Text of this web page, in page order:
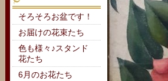
そろそろお盆です！
お届けの花束たち
色も様々♪スタンド
花たち
6月のお花たち